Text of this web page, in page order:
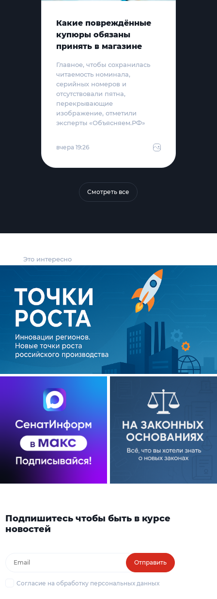
Это интересно
Какие повреждённые
купюры обязаны
принять в магазине
Главное, чтобы сохранилась
читаемость номинала,
серийных номеров и
отсутствовали пятна,
перекрывающие
изображение, отметили
эксперты «Объясняем.РФ»
вчера 19:26
Смотреть все
Подпишитесь чтобы быть в курсе
новостей
Отправить
Согласие на обработку персональных данных